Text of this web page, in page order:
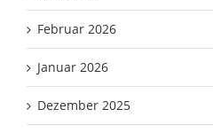
Februar 2026
Januar 2026
Dezember 2025